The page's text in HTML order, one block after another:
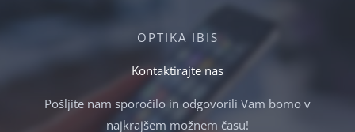
OPTIKA IBIS
Kontaktirajte nas
Pošljite nam sporočilo in odgovorili Vam bomo v
najkrajšem možnem času!